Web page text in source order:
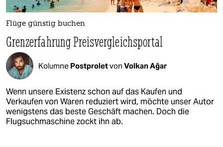
Flüge günstig buchen
Grenzerfahrung Preisvergleichsportal
Kolumne Postproletvon Volkan Ağar
Wenn unsere Existenz schon auf das Kaufen und
Verkaufen von Waren reduziert wird, möchte unser Autor
wenigstens das beste Geschäft machen. Doch die
Flugsuchmaschine zockt ihn ab.